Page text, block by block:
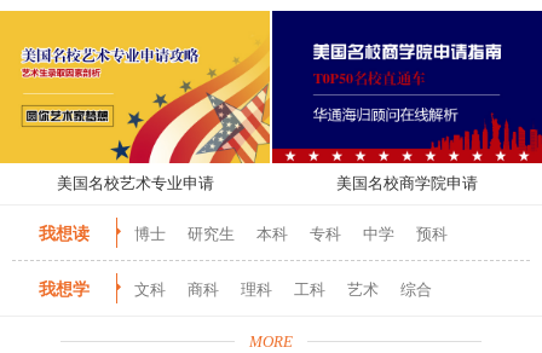
美国名校艺术专业申请 美国名校商学院申请
我想读 博士 研究生 本科 专科 中学 预科
我想学 文科 商科 理科 工科 艺术 综合
MORE